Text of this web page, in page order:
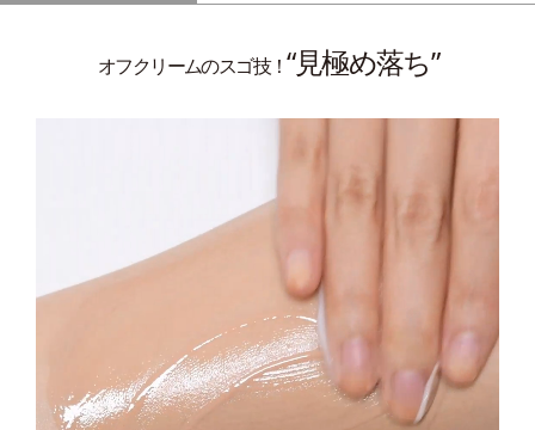
オフクリームのスゴ技！“見極め落ち”